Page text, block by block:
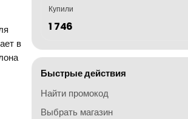
в
Купили
1 746
Быстрые действия
Найти промокод
Выбрать магазин